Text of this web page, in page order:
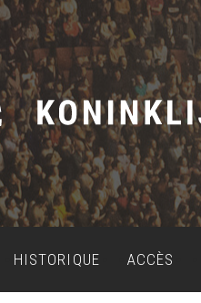
HISTORIQUE ACCÈS